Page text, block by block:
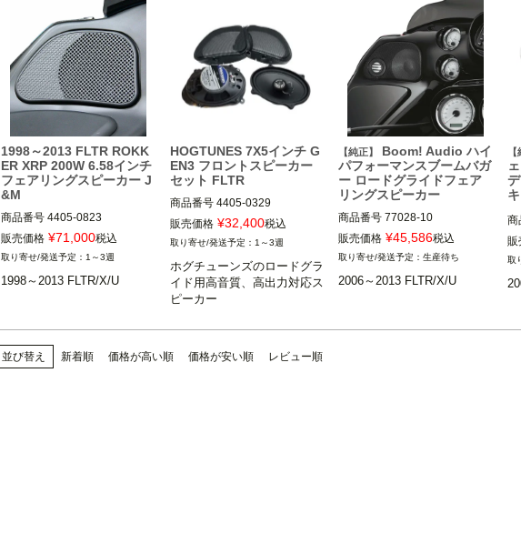
1998～2013 FLTR ROKK
ER XRP 200W 6.58インチ
フェアリングスピーカー J
&M
商品番号 4405-0823
1998～2013 FLHT、FLHTC/
U、FLHTK、FLHX
販売価格 ¥71,000税込
1～3週
1998～2013 FLTR/X/U
HOGTUNES 7X5インチ G
EN3 フロントスピーカー
セット FLTR
商品番号 4405-0329
2006～2013 FLTR/FLTRX
※CVOモデルでファクトリー
アンプ搭載車は不可
販売価格 ¥32,400税込
1～3週
ホグチューンズのロードグラ
イド用高音質、高出力対応ス
ピーカー
【純正】
Boom! Audio ハイ
パフォーマンスブームバガ
ー ロードグライドフェア
リングスピーカー
商品番号77028-10
2006～2013 FLTR/X/Uの標準
装備オーディオ
Harley Davidson（ハーレー ダ
販売価格 ¥45,586税込
生産待ち
2006～2013 FLTR/X/U
商
販
並び替え 新着順 価格が高い順 価格が安い順 レビュー順